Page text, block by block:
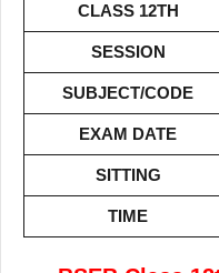
CLASS 12TH
SESSION
SUBJECT/CODE
EXAM DATE
SITTING
TIME